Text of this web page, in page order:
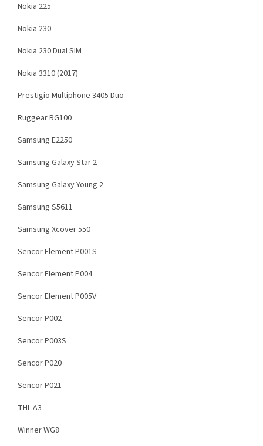
Nokia 225
Nokia 230
Nokia 230 Dual SIM
Nokia 3310 (2017)
Prestigio Multiphone 3405 Duo
Ruggear RG100
Samsung E2250
Samsung Galaxy Star 2
Samsung Galaxy Young 2
Samsung S5611
Samsung Xcover 550
Sencor Element P001S
Sencor Element P004
Sencor Element P005V
Sencor P002
Sencor P003S
Sencor P020
Sencor P021
THL A3
Winner WG8